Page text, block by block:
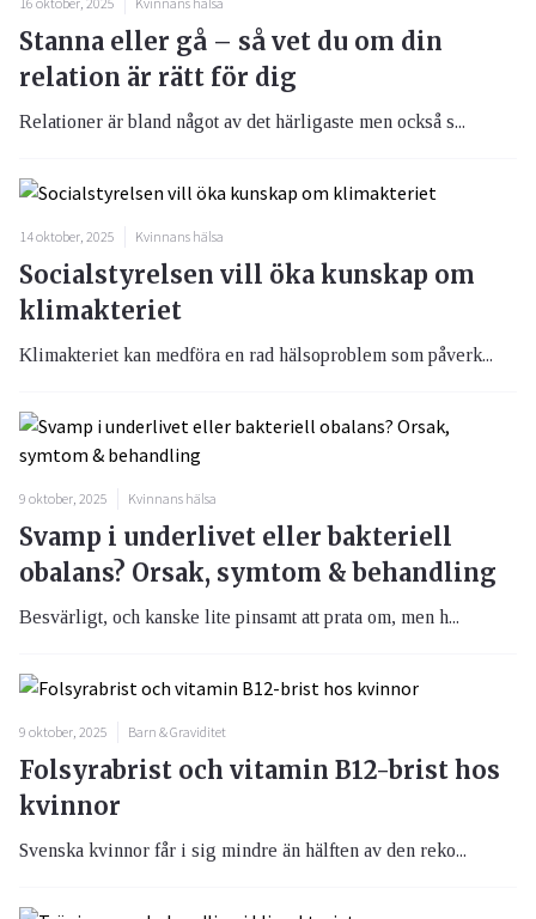
Stanna eller gå – så vet du om din
relation är rätt för dig
Relationer är bland något av det härligaste men också s...
14 oktober, 2025 Kvinnans hälsa
Socialstyrelsen vill öka kunskap om
klimakteriet
Klimakteriet kan medföra en rad hälsoproblem som påverk...
9 oktober, 2025 Kvinnans hälsa
Svamp i underlivet eller bakteriell
obalans? Orsak, symtom & behandling
Besvärligt, och kanske lite pinsamt att prata om, men h...
9 oktober, 2025 Barn & Graviditet
Folsyrabrist och vitamin B12-brist hos
kvinnor
Svenska kvinnor får i sig mindre än hälften av den reko...